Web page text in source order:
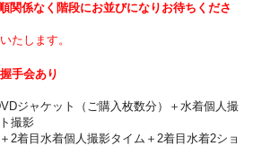
関係なく階段にお並びになりお待ちくださ
たします。
手会あり
ジャケット（ご購入枚数分）＋水着個人撮
撮影
2着目水着個人撮影タイム＋2着目水着2ショ